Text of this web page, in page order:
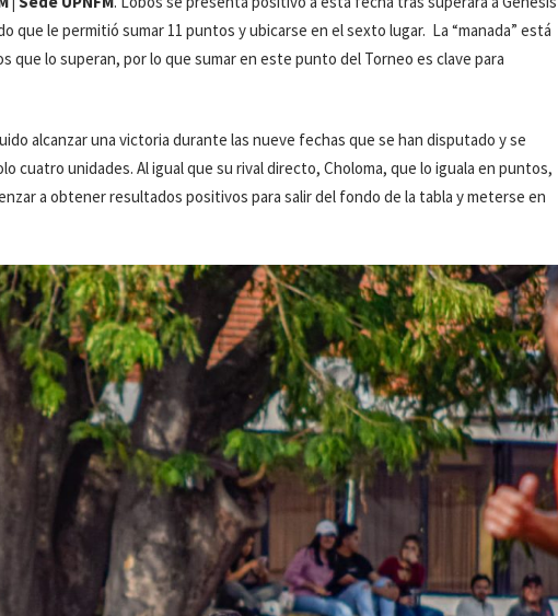
que le permitió sumar 11 puntos y ubicarse en el sexto lugar. La “manada” está
que lo superan, por lo que sumar en este punto del Torneo es clave para
alcanzar una victoria durante las nueve fechas que se han disputado y se
cuatro unidades. Al igual que su rival directo, Choloma, que lo iguala en puntos,
a obtener resultados positivos para salir del fondo de la tabla y meterse en